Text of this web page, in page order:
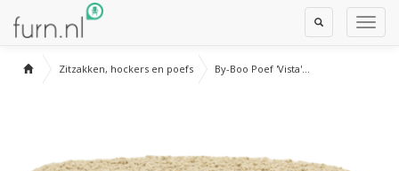
Toggle
Search
Zitzakken, hockers en poefs By-Boo Poef 'Vista'...